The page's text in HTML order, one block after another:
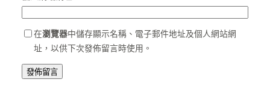
在瀏覽器中儲存顯示名稱、電子郵件地址及個人網站網
址，以供下次發佈留言時使用。